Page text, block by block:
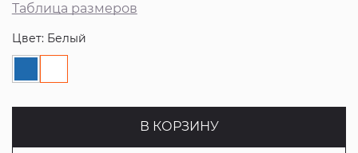
Таблица размеров
Цвет: Белый
В КОРЗИНУ